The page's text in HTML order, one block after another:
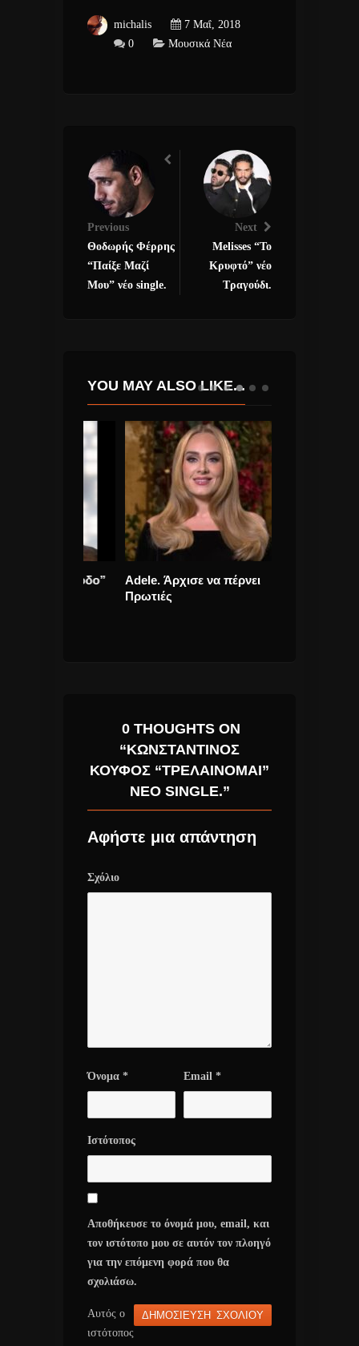
michalis
7 Μαΐ, 2018
0
Μουσικά Νέα
Previous
Θοδωρής Φέρρης
“Παίξε Μαζί
Μου” νέο single.
Next
Μelisses “Το
Κρυφτό” νέο
Τραγούδι.
YOU MAY ALSO LIKE...
Adele. Άρχισε να πέρνει
Πρωτιές
0 THOUGHTS ON
“ΚΩΝΣΤΑΝΤΊΝΟΣ
ΚΟΥΦΌΣ “ΤΡΕΛΑΊΝΟΜΑΙ”
ΝΈΟ SINGLE.”
Αφήστε μια απάντηση
Σχόλιο
Όνομα * Email *
Ιστότοπος
Αποθήκευσε το όνομά μου, email, και
τον ιστότοπο μου σε αυτόν τον πλοηγό
για την επόμενη φορά που θα
σχολιάσω.
Αυτός ο
ιστότοπος